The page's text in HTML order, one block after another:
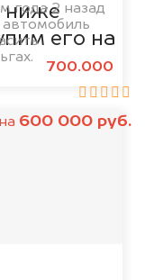
700.000
года 2 назад
600 000 руб.
ниже
его на